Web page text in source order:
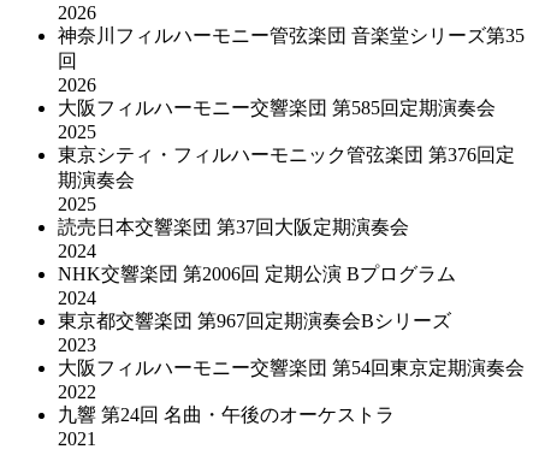
2026
神奈川フィルハーモニー管弦楽団 音楽堂シリーズ第35
回
2026
大阪フィルハーモニー交響楽団 第585回定期演奏会
2025
東京シティ・フィルハーモニック管弦楽団 第376回定
期演奏会
2025
読売日本交響楽団 第37回大阪定期演奏会
2024
NHK交響楽団 第2006回 定期公演 Bプログラム
2024
東京都交響楽団 第967回定期演奏会Bシリーズ
2023
大阪フィルハーモニー交響楽団 第54回東京定期演奏会
2022
九響 第24回 名曲・午後のオーケストラ
2021